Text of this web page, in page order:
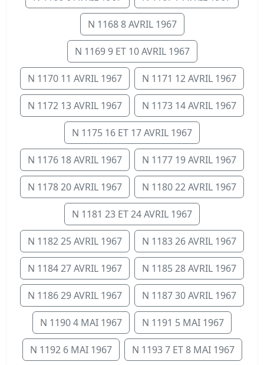
N 1168 8 AVRIL 1967
N 1169 9 ET 10 AVRIL 1967
N 1170 11 AVRIL 1967 N 1171 12 AVRIL 1967
N 1172 13 AVRIL 1967 N 1173 14 AVRIL 1967
N 1175 16 ET 17 AVRIL 1967
N 1176 18 AVRIL 1967 N 1177 19 AVRIL 1967
N 1178 20 AVRIL 1967 N 1180 22 AVRIL 1967
N 1181 23 ET 24 AVRIL 1967
N 1182 25 AVRIL 1967 N 1183 26 AVRIL 1967
N 1184 27 AVRIL 1967 N 1185 28 AVRIL 1967
N 1186 29 AVRIL 1967 N 1187 30 AVRIL 1967
N 1190 4 MAI 1967 N 1191 5 MAI 1967
N 1192 6 MAI 1967 N 1193 7 ET 8 MAI 1967